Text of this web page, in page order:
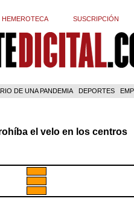
HEMEROTECA SUSCRIPCIÓN
DE UNA PANDEMIA DEPORTES
el velo en los centros